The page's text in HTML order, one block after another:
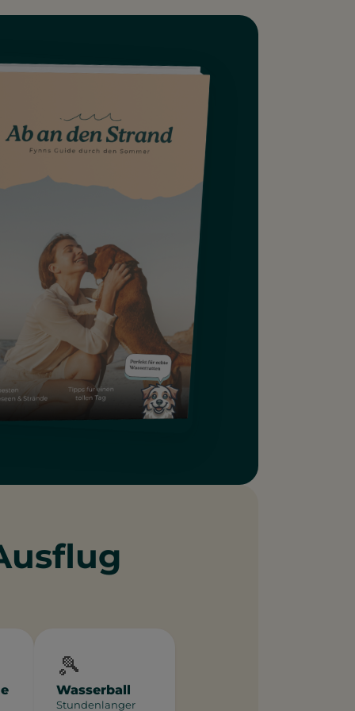
🎾
Wasserball
Stundenlanger